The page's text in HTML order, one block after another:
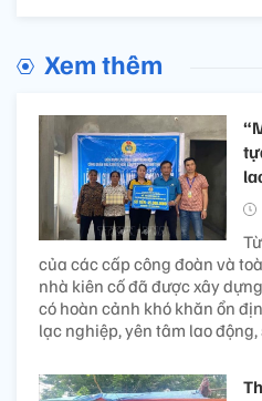
Xem thêm
của các cấp công đoàn và
nhà kiên cố đã được xây
có hoàn cảnh khó khăn ổn
lạc nghiệp, yên tâm lao động,